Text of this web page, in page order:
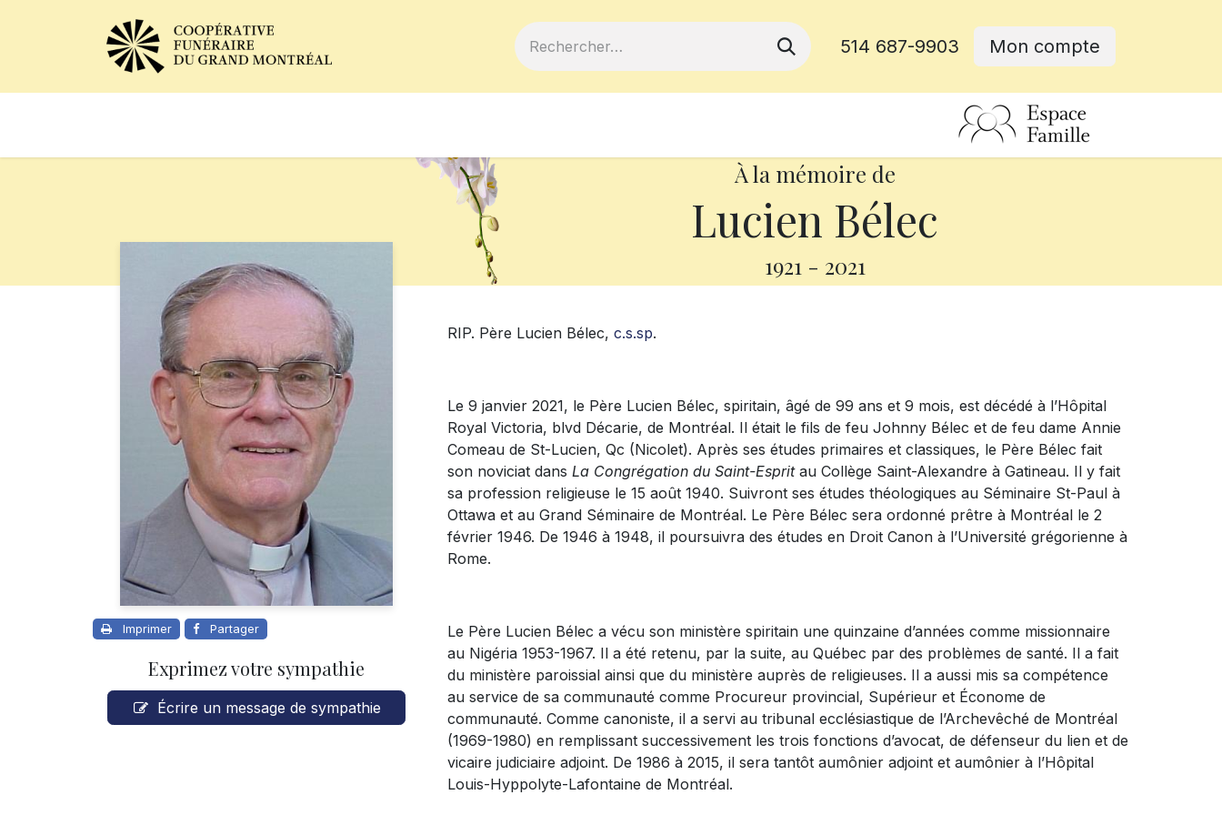
514 687-9903 Mon compte
À la mémoire de
Lucien Bélec
1921 - 2021
Imprimer Partager
Exprimez votre sympathie
Écrire un message de sympathie
RIP. Père Lucien Bélec, c.s.sp.
Le 9 janvier 2021, le Père Lucien Bélec, spiritain, âgé de 99 ans et 9 mois, est décédé à l’Hôpital
Royal Victoria, blvd Décarie, de Montréal. Il était le fils de feu Johnny Bélec et de feu dame Annie
Comeau de St-Lucien, Qc (Nicolet). Après ses études primaires et classiques, le Père Bélec fait
son noviciat dans La Congrégation du Saint-Espritau Collège Saint-Alexandre à Gatineau. Il y fait
sa profession religieuse le 15 août 1940. Suivront ses études théologiques au Séminaire St-Paul à
Ottawa et au Grand Séminaire de Montréal. Le Père Bélec sera ordonné prêtre à Montréal le 2
février 1946. De 1946 à 1948, il poursuivra des études en Droit Canon à l’Université grégorienne à
Rome.
Le Père Lucien Bélec a vécu son ministère spiritain une quinzaine d’années comme missionnaire
au Nigéria 1953-1967. Il a été retenu, par la suite, au Québec par des problèmes de santé. Il a fait
du ministère paroissial ainsi que du ministère auprès de religieuses. Il a aussi mis sa compétence
au service de sa communauté comme Procureur provincial, Supérieur et Économe de
communauté. Comme canoniste, il a servi au tribunal ecclésiastique de l’Archevêché de Montréal
(1969-1980) en remplissant successivement les trois fonctions d’avocat, de défenseur du lien et de
vicaire judiciaire adjoint. De 1986 à 2015, il sera tantôt aumônier adjoint et aumônier à l’Hôpital
Louis-Hyppolyte-Lafontaine de Montréal.